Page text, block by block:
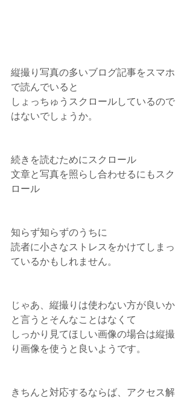
縦撮り写真の多いブログ記事をスマホ
で読んでいると
しょっちゅうスクロールしているので
はないでしょうか。
続きを読むためにスクロール
文章と写真を照らし合わせるにもスク
ロール
知らず知らずのうちに
読者に小さなストレスをかけてしまっ
ているかもしれません。
じゃあ、縦撮りは使わない方が良いか
と言うとそんなことはなくて
しっかり見てほしい画像の場合は縦撮
り画像を使うと良いようです。
きちんと対応するならば、アクセス解